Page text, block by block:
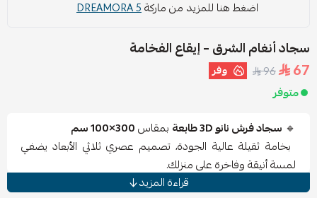
اضغط هنا للمزيد من ماركةDREAMORA 5
سجاد أنغام الشرق – إيقاع الفخامة
67
96 وفر
متوفر
🔹 سجاد فرش نانو 3D طابعة بمقاس300×100 سم
بخامة ثقيلة عالية الجودة، تصميم عصري ثلاثي الأبعاد يضفي
لمسة أنيقة وفاخرة على منزلك.
قراءة المزيد